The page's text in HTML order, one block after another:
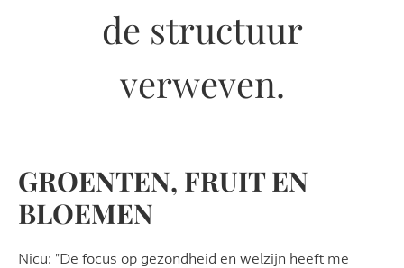
de structuur
verweven.
GROENTEN, FRUIT EN
BLOEMEN
Nicu: "De focus op gezondheid en welzijn heeft me